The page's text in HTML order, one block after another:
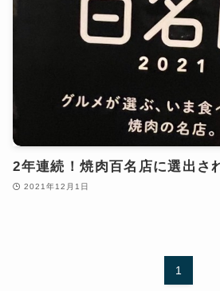
2年連続！焼肉百名店に選出さ
2021年12月1日
1